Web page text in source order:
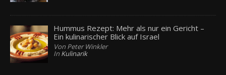
Hummus Rezept: Mehr als nur ein Gericht –
Ein kulinarischer Blick auf Israel
Von Peter Winkler
In Kulinarik